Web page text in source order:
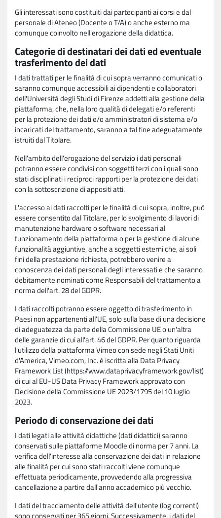
Gli interessati sono costituiti dai partecipanti ai corsi e dal
personale di Ateneo (Docente o T/A) o anche esterno ma
comunque coinvolto nell'erogazione della didattica.
Categorie di destinatari dei dati ed eventuale
trasferimento dei dati
I dati trattati per le finalità di cui sopra verranno comunicati o
saranno comunque accessibili ai dipendenti e collaboratori
dell'Università degli Studi di Firenze addetti alla gestione della
piattaforma, che, nella loro qualità di delegati e/o referenti
per la protezione dei dati e/o amministratori di sistema e/o
incaricati del trattamento, saranno a tal fine adeguatamente
istruiti dal Titolare.
Nell'ambito dell'erogazione del servizio i dati personali
potranno essere condivisi con soggetti terzi con i quali sono
stati disciplinati i reciproci rapporti per la protezione dei dati
con la sottoscrizione di appositi atti.
L'accesso ai dati raccolti per le finalità di cui sopra, inoltre, può
essere consentito dal Titolare, per lo svolgimento di lavori di
manutenzione hardware o software necessari al
funzionamento della piattaforma o per la gestione di alcune
funzionalità aggiuntive, anche a soggetti esterni che, ai soli
fini della prestazione richiesta, potrebbero venire a
conoscenza dei dati personali degli interessati e che saranno
debitamente nominati come Responsabili del trattamento a
norma dell'art. 28 del GDPR.
I dati raccolti potranno essere oggetto di trasferimento in
Paesi non appartenenti all'UE, solo sulla base di una decisione
di adeguatezza da parte della Commissione UE o un'altra
delle garanzie di cui all'art. 46 del GDPR. Per quanto riguarda
l'utilizzo della piattaforma Vimeo con sede negli Stati Uniti
d'America, Vimeo.com, Inc. è iscritta alla Data Privacy
Framework List (https://www.dataprivacyframework.gov/list)
di cui al EU-US Data Privacy Framework approvato con
Decisione della Commissione UE 2023/1795 del 10 luglio
2023.
Periodo di conservazione dei dati
I dati legati alle attività didattiche (dati didattici) saranno
conservati sulle piattaforme Moodle di norma per 7 anni. La
verifica dell'interesse alla conservazione dei dati in relazione
alle finalità per cui sono stati raccolti viene comunque
effettuata periodicamente, provvedendo alla progressiva
cancellazione a partire dall'anno accademico più vecchio.
I dati del tracciamento delle attività dell'utente (log correnti)
sono conservati per 365 giorni. Successivamente, i dati del